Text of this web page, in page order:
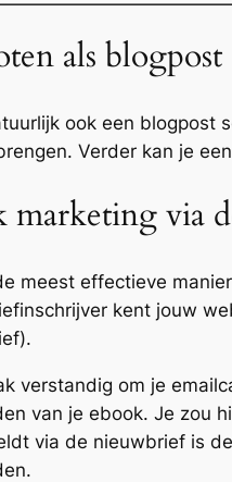
als blogpost
ook een blogpost
Verder kan je
marketing via
meest effectieve
kent jouw
verstandig om je
van je ebook. Je zou
via de nieuwbrief is